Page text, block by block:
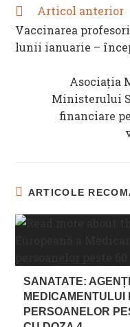
READ
ARTICLES
Articol anterior
Vaccinarea
lunii ianuarie –
Asociația
Ministerului
financiare
ARTICOLE
SANATATE:
MEDICAMENTULUI
PERSOANELOR